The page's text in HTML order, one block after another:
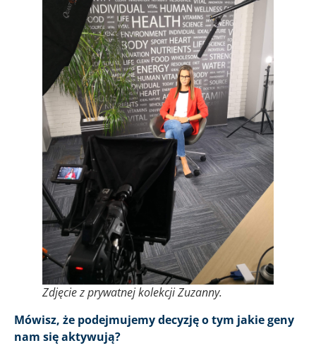
Zdjęcie z prywatnej kolekcji Zuzanny.
Mówisz, że podejmujemy decyzję o tym jakie geny
nam się aktywują?